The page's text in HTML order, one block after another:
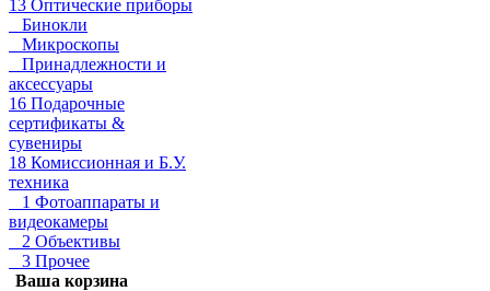
13 Оптические приборы
Бинокли
Микроскопы
Принадлежности и
аксессуары
16 Подарочные
сертификаты &
сувениры
18 Комиссионная и Б.У.
техника
1 Фотоаппараты и
видеокамеры
2 Объективы
3 Прочее
Ваша корзина